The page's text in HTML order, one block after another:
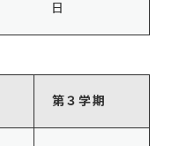
日
第３学期